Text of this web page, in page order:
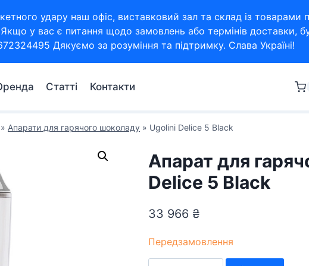
удару наш офіс, виставковий зал та склад із
у вас є питання щодо замовлень або термінів доставки,
Дякуємо за розуміння та підтримку. Слава Україні!
Статті Контакти
» Апарати для гарячого шоколаду » Ugolini Delice 5 Black
Апарат для
Delice 5 Black
33 966 ₴
Передзамовлення